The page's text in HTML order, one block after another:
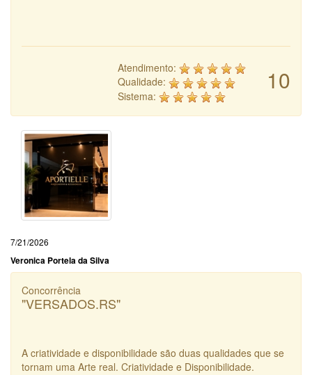
10
Atendimento:
Qualidade:
Sistema:
7/21/2026
Veronica Portela da Silva
Concorrência
"VERSADOS.RS"
A criatividade e disponibilidade são duas qualidades que se
tornam uma Arte real. Criatividade e Disponibilidade.